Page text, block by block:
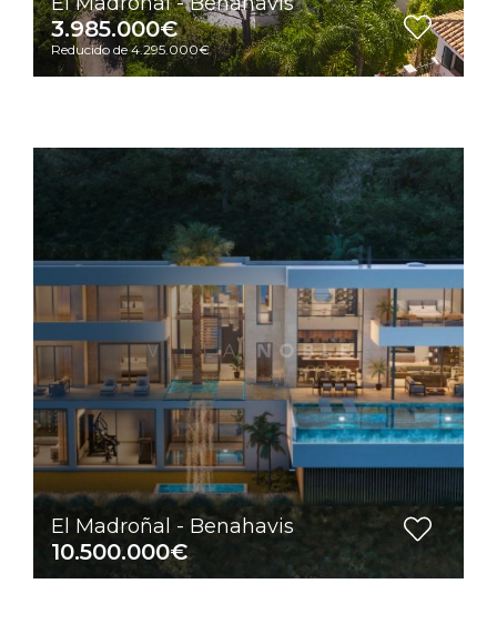
3.985.000€
Reducido de 4.295.000€
El Madroñal - Benahavis
10.500.000€